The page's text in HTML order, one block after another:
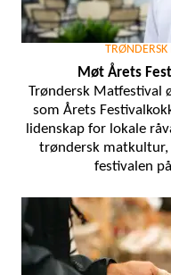
TRØNDERSK
Møt Årets
Trøndersk Matfestival
som Årets
lidenskap for lokale
trøndersk
festivalen